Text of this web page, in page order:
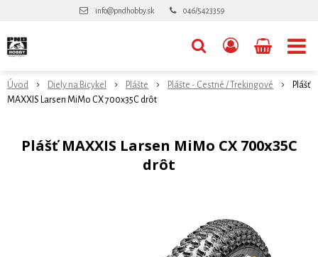
info@pndhobby.sk 046/5423359
Úvod Diely na Bicykel Plášte Plášte - Cestné / Trekingové
Plášť
MAXXIS Larsen MiMo CX 700x35C drôt
Plášť MAXXIS Larsen MiMo CX 700x35C
drôt